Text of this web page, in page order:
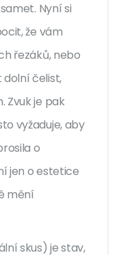
Nyní si
že vám
řezáků, nebo
čelist,
Zvuk je pak
vyžaduje, aby
o
jen o estetice
mění
skus) je stav,